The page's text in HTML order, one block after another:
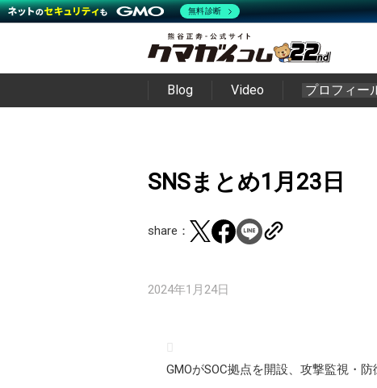
Blog Video プロフィー
SNSまとめ1月23日
share：
2024年1月24日
GMOがSOC拠点を開設、攻撃監視・
無料診断